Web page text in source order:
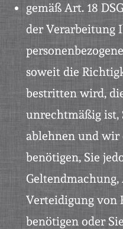
gemäß Art. 18
der Verarbeitung
soweit die
bestritten wird,
unrechtmäßig ist,
ablehnen und
benötigen, Sie
Verteidigung von
benötigen oder